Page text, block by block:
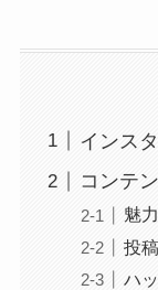
インス
コンテ
魅
投
ハ